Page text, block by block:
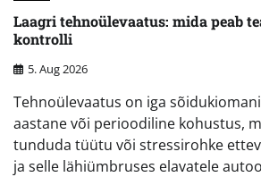
Laagri tehnoülevaatus: mida peab
kontrolli
5. Aug 2026
Tehnoülevaatus on iga
aastane või perioodiline kohustus,
tunduda tüütu või stressirohke
ja selle lähiümbruses elavatele